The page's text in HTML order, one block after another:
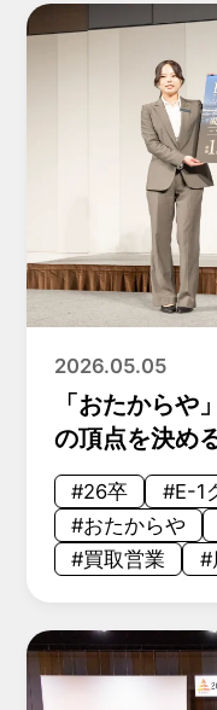
2026.05.05
「おたから
の頂点を決め
2026レポー
#26卒 #E-1
#おたからや
#買取営業
#